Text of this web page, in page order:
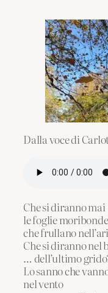
Dalla voce di
Che si diranno mai
le foglie moribonde
che frullano
Che si diranno nel
… dell’ultimo
Lo sanno che
nel vento